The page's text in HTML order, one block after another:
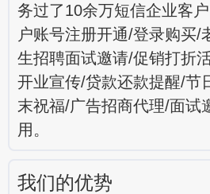
务过了10余万短信企业客
户账号注册开通/登录购买/
生招聘面试邀请/促销打折
开业宣传/贷款还款提醒/节
末祝福/广告招商代理/面试
用。
我们的优势